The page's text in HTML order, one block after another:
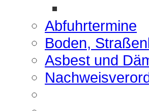
Abfuhrtermine
Boden,
Asbest und